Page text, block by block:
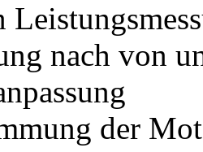
nach von
der